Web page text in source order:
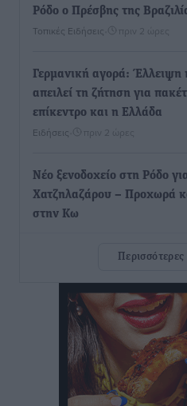
Ρόδο ο Πρέσβης της
Τοπικές Ειδήσεις πριν 2 ώρες
Γερμανική αγορά: Έλλειψη
απειλεί τη ζήτηση για
επίκεντρο και η Ελλάδα
Ειδήσεις πριν 2 ώρες
Νέο ξενοδοχείο στη Ρόδο
Χατζηλαζάρου – Προχωρά
στην Κω
Μαστιχάρι –
5χρονο παιδί
Τοπικές Ειδήσεις πριν 3 ώρες
“Η Ευρώπη αντιμετώπιζε
τρόμου” – Η
Περισσότερες